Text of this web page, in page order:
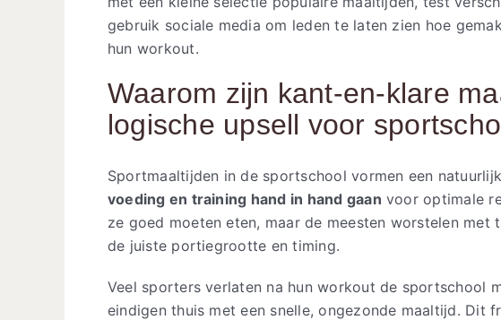
gebruik sociale media om leden te laten zien hoe
hun workout.
Waarom zijn kant-en-klare
logische upsell voor
Sportmaaltijden in de sportschool vormen een
voeding en training hand in hand gaan voor optimale
ze goed moeten eten, maar de meesten worstelen met
de juiste portiegrootte en timing.
Veel sporters verlaten na hun workout de sportschool
eindigen thuis met een snelle, ongezonde maaltijd. Dit